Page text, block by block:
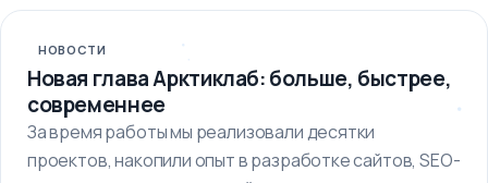
НОВОСТИ
Новая глава Арктиклаб: больше, быстрее,
современнее
За время работы мы реализовали десятки
проектов, накопили опыт в разработке сайтов, SEO-